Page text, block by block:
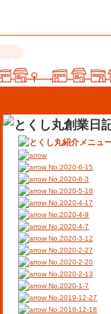
販売パートナー募集
オススメリンク
お問合せ
No.2020-6-15
No.2020-6-3
No.2020-5-18
No.2020-4-17
No.2020-4-9
No.2020-4-7
No.2020-3-12
No.2020-2-27
No.2020-2-20
No.2020-2-13
No.2020-1-7
No.2019-12-27
No.2019-12-18